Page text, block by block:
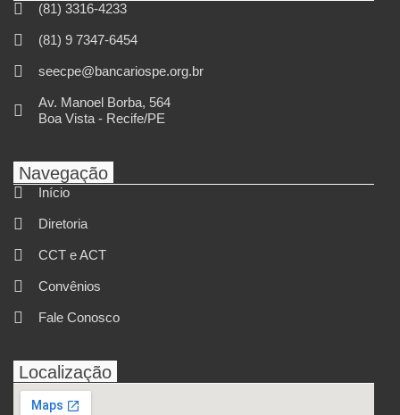
(81) 3316-4233
(81) 9 7347-6454
seecpe@bancariospe.org.br
Av. Manoel Borba, 564
Boa Vista - Recife/PE
Navegação
Início
Diretoria
CCT e ACT
Convênios
Fale Conosco
Localização